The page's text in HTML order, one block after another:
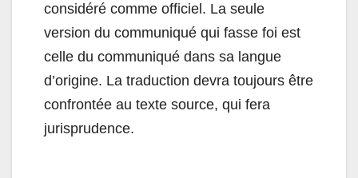
considéré comme officiel. La seule
version du communiqué qui fasse foi est
celle du communiqué dans sa langue
d’origine. La traduction devra toujours être
confrontée au texte source, qui fera
jurisprudence.